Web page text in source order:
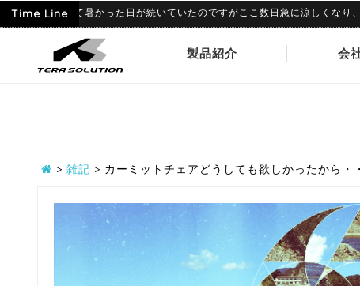
Time Line
月に入って暑かった日が続いていたのですがここ数日急に涼しくなり、寒暖
製品紹介 会
> 雑記 > カーミットチェアどうしても欲しかったから・